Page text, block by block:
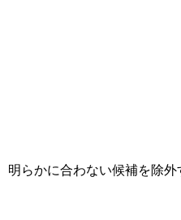
らかに合わない候補を除外